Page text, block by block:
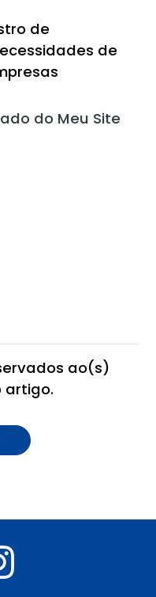
de
de
do Meu Site
ao(s)
artigo.